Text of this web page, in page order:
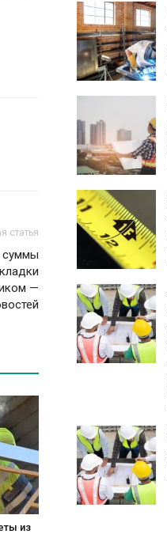
статья
суммы
—
из